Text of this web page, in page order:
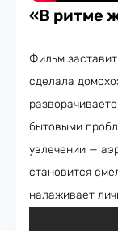
«В ритме
Фильм
сделала
бытовыми
увлечении —
становится
налаживает